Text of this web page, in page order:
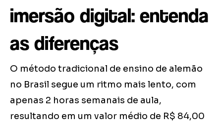
imersão digital: entenda
as diferenças
O método tradicional de ensino de alemão
no Brasil segue um ritmo mais lento, com
apenas 2 horas semanais de aula,
resultando em um valor médio de R$ 84,00